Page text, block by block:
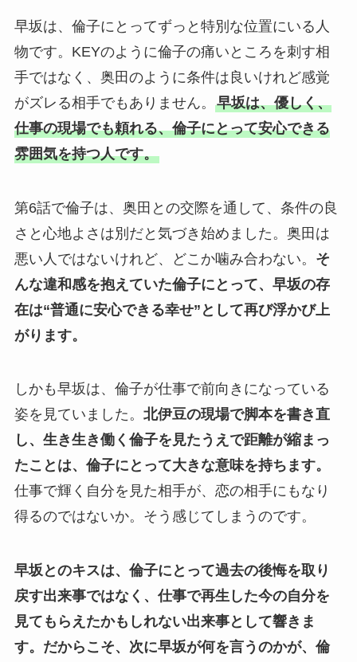
早坂は、倫子にとってずっと特別な位置にいる人
物です。KEYのように倫子の痛いところを刺す相
手ではなく、奥田のように条件は良いけれど感覚
がズレる相手でもありません。 早坂は、優しく、
仕事の現場でも頼れる、倫子にとって安心できる
雰囲気を持つ人です。
第6話で倫子は、奥田との交際を通して、条件の良
さと心地よさは別だと気づき始めました。奥田は
悪い人ではないけれど、どこか噛み合わない。 そ
んな違和感を抱えていた倫子にとって、早坂の存
在は“普通に安心できる幸せ”として再び浮かび上
がります。
しかも早坂は、倫子が仕事で前向きになっている
姿を見ていました。 北伊豆の現場で脚本を書き直
し、生き生き働く倫子を見たうえで距離が縮まっ
たことは、倫子にとって大きな意味を持ちます。
仕事で輝く自分を見た相手が、恋の相手にもなり
得るのではないか。そう感じてしまうのです。
早坂とのキスは、倫子にとって過去の後悔を取り
戻す出来事ではなく、仕事で再生した今の自分を
見てもらえたかもしれない出来事として響きま
す。 だからこそ、次に早坂が何を言うのかが、倫